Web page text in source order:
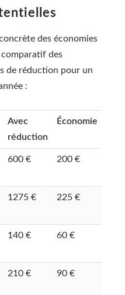
des économies
des
de réduction pour un
:
Avec
réduction
Économie
600 € 200 €
1275 € 225 €
140 € 60 €
210 € 90 €